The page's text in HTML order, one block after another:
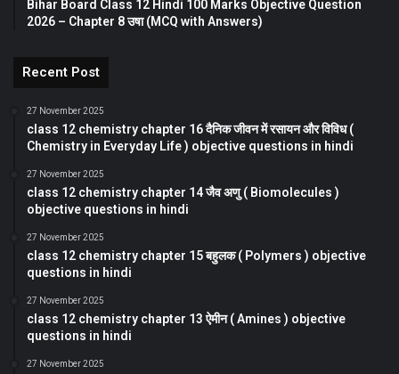
Bihar Board Class 12 Hindi 100 Marks Objective Question
2026 – Chapter 8 उषा (MCQ with Answers)
Recent Post
27 November 2025
class 12 chemistry chapter 16 दैनिक जीवन में रसायन और विविध (
Chemistry in Everyday Life ) objective questions in hindi
27 November 2025
class 12 chemistry chapter 14 जैव अणु ( Biomolecules )
objective questions in hindi
27 November 2025
class 12 chemistry chapter 15 बहुलक ( Polymers ) objective
questions in hindi
27 November 2025
class 12 chemistry chapter 13 ऐमीन ( Amines ) objective
questions in hindi
27 November 2025